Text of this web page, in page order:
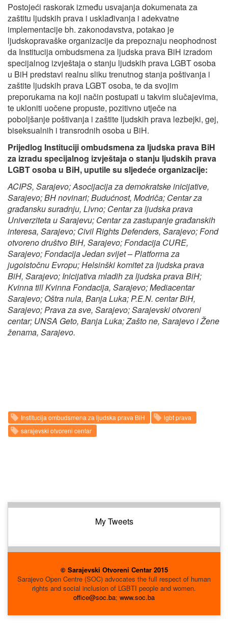
Postojeći raskorak između usvajanja dokumenata za
zaštitu ljudskih prava i usklađivanja i adekvatne
implementacije bh. zakonodavstva, potakao je
ljudskopravaške organizacije da prepoznaju neophodnost
da Institucija ombudsmena za ljudska prava BiH izradom
specijalnog izvještaja o stanju ljudskih prava LGBT osoba
u BiH predstavi realnu sliku trenutnog stanja poštivanja i
zaštite ljudskih prava LGBT osoba, te da svojim
preporukama na koji način postupati u takvim slučajevima,
te ukloniti uočene propuste, pozitivno utječe na
poboljšanje poštivanja i zaštite ljudskih prava lezbejki, gej,
biseksualnih i transrodnih osoba u BiH.
Prijedlog Instituciji ombudsmena za ljudska prava BiH
za izradu specijalnog izvještaja o stanju ljudskih prava
LGBT osoba u BiH, uputile su sljedeće organizacije:
ACIPS, Sarajevo; Asocijacija za demokratske inicijative,
Sarajevo; BH novinari; Budućnost, Modriča; Centar za
građansku suradnju, Livno; Centar za ljudska prava
Univerziteta u Sarajevu; Centar za zastupanje građanskih
interesa, Sarajevo; Civil Rights Defenders, Sarajevo; Fond
otvoreno društvo BiH, Sarajevo; Fondacija CURE,
Sarajevo; Fondacija Jedan svijet – Platforma za
jugoistočnu Evropu; Helsinški komitet za ljudska prava
BiH, Sarajevo; Inicijativa mladih za ljudska prava BiH;
Kvinna till Kvinna Fondacija, Sarajevo; Mediacentar
Sarajevo; Oštra nula, Banja Luka; P.E.N. centar BiH,
Sarajevo; Prava za sve, Sarajevo; Sarajevski otvoreni
centar; UNSA Geto, Banja Luka; Zašto ne, Sarajevo i Žene
ženama, Sarajevo.
Institucija ombudsmena za ljudska prava BiH
lgbt prava
sarajevski otvoreni centar
My Tweets
© Sarajevski Otvoreni Centar 2015
Sarajevo Open Centre (SOC) advocates the full respect of human
rights and social inclusion of LGBTI people and women.
office@soc.ba; www.soc.ba